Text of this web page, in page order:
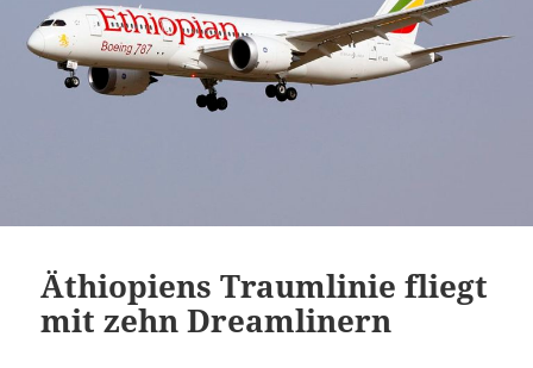
Äthiopiens Traumlinie fliegt
mit zehn Dreamlinern